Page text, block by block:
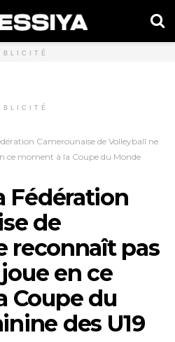
Camerounaise de Volleyball ne
ce moment à la Coupe du Monde
Fédération
de
reconnaît pas
en ce
Coupe du
des U19